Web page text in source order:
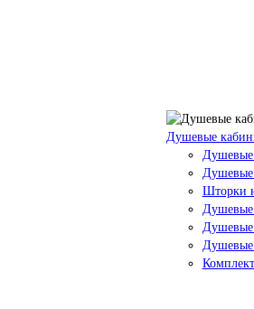
Душевые
Душевые
Душевые
Шторки
Душевые